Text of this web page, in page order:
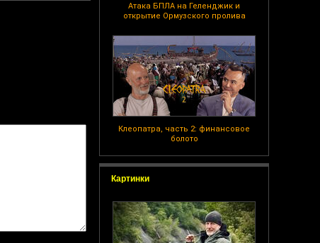
Атака БПЛА на Геленджик и
открытие Ормузского пролива
Клеопатра, часть 2: финансовое
болото
Картинки